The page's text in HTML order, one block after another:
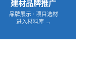
建材品牌推广
品牌展示 · 项目选材
进入材料库 →